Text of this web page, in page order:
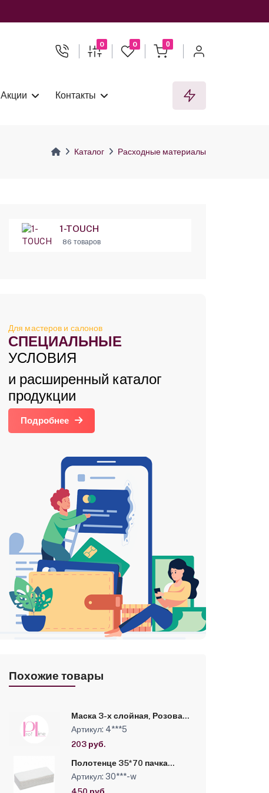
0 0 0
Акции Контакты
Каталог Расходные материалы
1-TOUCH
86 товаров
Для мастеров и салонов
СПЕЦИАЛЬНЫЕ
УСЛОВИЯ
и расширенный каталог
продукции
Подробнее
Похожие товары
Маска 3-х слойная, Розовая,
СМС, пакет, Россия,
ИГРОbeauty, 50шт/уп
Артикул: 4***5
203 руб.
Полотенце 35*70 пачка
White line Сетка Комфорт
белый №50
Артикул: 30***-w
450 руб.